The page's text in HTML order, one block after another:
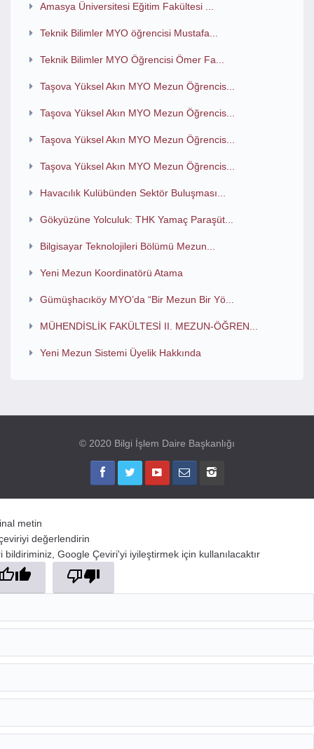
Amasya Üniversitesi Eğitim Fakültesi ...
Teknik Bilimler MYO öğrencisi Mustafa...
Teknik Bilimler MYO Öğrencisi Ömer Fa...
Taşova Yüksel Akın MYO Mezun Öğrencis...
Taşova Yüksel Akın MYO Mezun Öğrencis...
Taşova Yüksel Akın MYO Mezun Öğrencis...
Taşova Yüksel Akın MYO Mezun Öğrencis...
Havacılık Kulübünden Sektör Buluşması...
Gökyüzüne Yolculuk: THK Yamaç Paraşüt...
Bilgisayar Teknolojileri Bölümü Mezun...
Yeni Mezun Koordinatörü Atama
Gümüşhacıköy MYO’da “Bir Mezun Bir Yö...
MÜHENDİSLİK FAKÜLTESİ II. MEZUN-ÖĞREN...
Yeni Mezun Sistemi Üyelik Hakkında
© 2020 Bilgi İşlem Daire Başkanlığı
metin
değerlendirin
bildiriminiz, Google Çeviri'yi iyileştirmek için kullanılacaktır